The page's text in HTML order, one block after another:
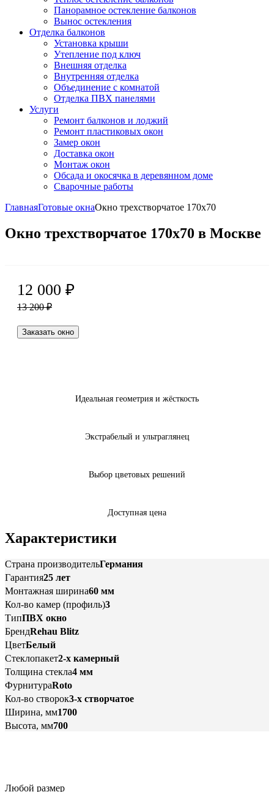
Панорамное остекление балконов
Вынос остекления
Отделка балконов
Установка крыши
Утепление под ключ
Внешняя отделка
Внутренняя отделка
Объединение с комнатой
Отделка ПВХ панелями
Услуги
Ремонт балконов и лоджий
Ремонт пластиковых окон
Замер окон
Доставка окон
Монтаж окон
Обсада и окосячка в деревянном доме
Сварочные работы
ГлавнаяГотовые окнаОкно трехстворчатое 170x70
Окно трехстворчатое 170x70 в Москве
12 000 ₽
13 200₽
Заказать окно
Идеальная геометрия и жёсткость
Экстрабелый и ультраглянец
Выбор цветовых решений
Доступная цена
Характеристики
Страна производительГермания
Гарантия25 лет
Монтажная ширина60 мм
Кол-во камер (профиль)3
ТипПВХ окно
БрендRehau Blitz
ЦветБелый
Стеклопакет2-х камерный
Толщина стекла4 мм
ФурнитураRoto
Кол-во створок3-х створчатое
Ширина, мм1700
Высота, мм700
Любой размер